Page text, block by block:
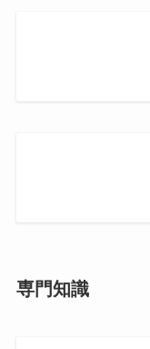
専門知識